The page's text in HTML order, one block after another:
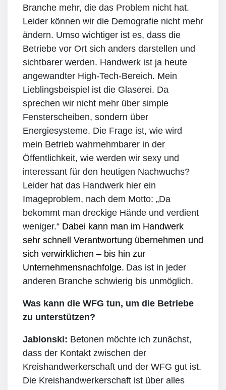
Branche mehr, die das Problem nicht hat.
Leider können wir die Demografie nicht mehr
ändern. Umso wichtiger ist es, dass die
Betriebe vor Ort sich anders darstellen und
sichtbarer werden. Handwerk ist ja heute
angewandter High-Tech-Bereich. Mein
Lieblingsbeispiel ist die Glaserei. Da
sprechen wir nicht mehr über simple
Fensterscheiben, sondern über
Energiesysteme. Die Frage ist, wie wird
mein Betrieb wahrnehmbarer in der
Öffentlichkeit, wie werden wir sexy und
interessant für den heutigen Nachwuchs?
Leider hat das Handwerk hier ein
Imageproblem, nach dem Motto: „Da
bekommt man dreckige Hände und verdient
weniger.“ Dabei kann man im Handwerk
sehr schnell Verantwortung übernehmen und
sich verwirklichen – bis hin zur
Unternehmensnachfolge. Das ist in jeder
anderen Branche schwierig bis unmöglich.
Was kann die WFG tun, um die Betriebe
zu unterstützen?
Jablonski: Betonen möchte ich zunächst,
dass der Kontakt zwischen der
Kreishandwerkerschaft und der WFG gut ist.
Die Kreishandwerkerschaft ist über alles